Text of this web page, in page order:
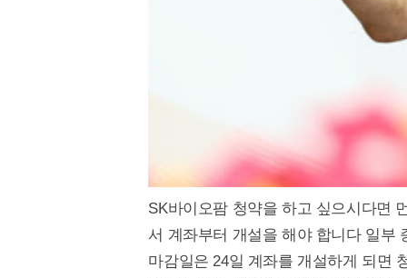
SK바이오팜 청약을 하고 싶으시다면
서 계좌부터 개설을 해야 합니다 일부
마감일은 24일 계좌를 개설하게 되면